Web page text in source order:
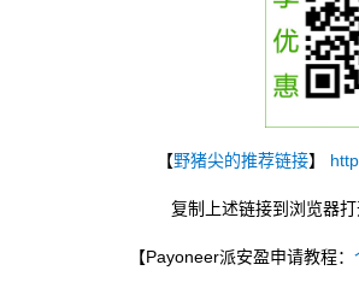
【野猪尖的推荐链接】
复制上述链接到浏览器
【Payoneer派安盈申请教程：